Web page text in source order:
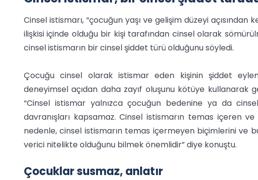
Cinsel istismarı, “çocuğun yaşı ve gelişim düzeyi
ilişkisi içinde olduğu bir kişi tarafından cinsel olarak
cinsel istismarın bir cinsel şiddet türü olduğunu söyledi.
Çocuğu cinsel olarak istismar eden kişinin şiddet
deneyimsel açıdan daha zayıf oluşunu kötüye kullanarak
“Cinsel istismar yalnızca çocuğun bedenine ya da
davranışları kapsamaz. Cinsel istismarın temas içeren
nedenle, cinsel istismarın temas içermeyen biçimlerini ve
verici nitelikte olduğunu bilmek önemlidir” diye konuştu.
Çocuklar susmaz, anlatır